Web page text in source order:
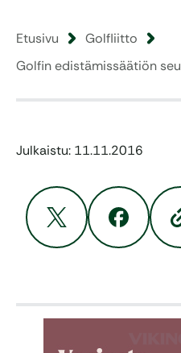
Etusivu
Golfliitto
Golfin edistämissäätiön
Julkaistu: 11.11.2016